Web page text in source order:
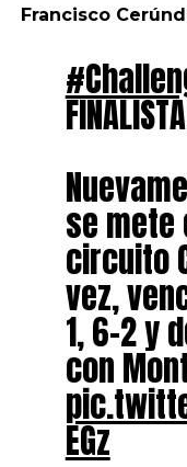
Francisco
se mete
circuito
vez,
1, 6-2 y
con
EGz